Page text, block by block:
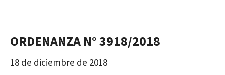
ORDENANZA N° 3918/2018
18 de diciembre de 2018